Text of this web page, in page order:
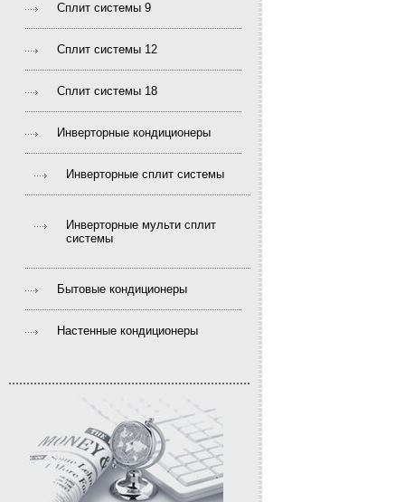
Сплит системы 9
Сплит системы 12
Сплит системы 18
Инверторные кондиционеры
Инверторные сплит системы
Инверторные мульти сплит
системы
Бытовые кондиционеры
Настенные кондиционеры